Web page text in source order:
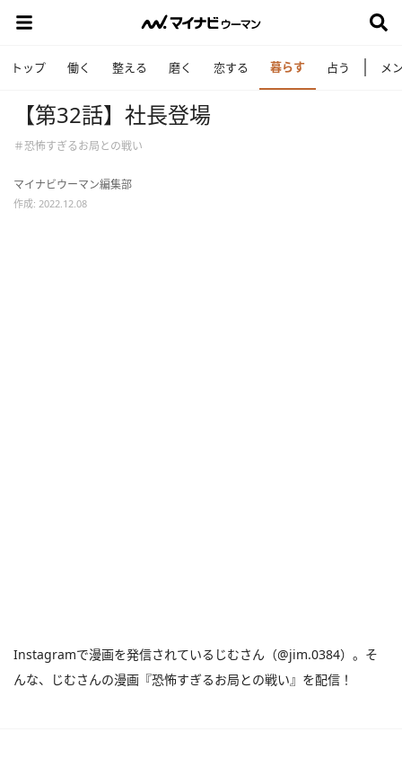
トップ 働く 整える 磨く 恋する 暮らす 占う メ
【第32話】社長登場
＃恐怖すぎるお局との戦い
マイナビウーマン編集部
作成: 2022.12.08
Instagramで漫画を発信されているじむさん（@jim.0384）。そ
んな、じむさんの漫画『恐怖すぎるお局との戦い』を配信！